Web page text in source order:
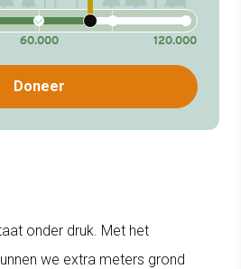
60.000 120.000
Doneer
onder druk. Met het
we extra meters grond